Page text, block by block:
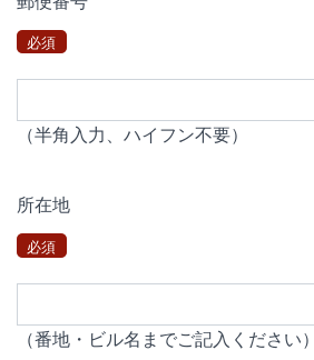
必須
（半角入力、ハイフン不要）
所在地
必須
（番地・ビル名までご記入ください）